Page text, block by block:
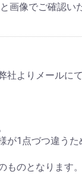
画像でご確認い
社よりメールに
1点づつ違うた
のとなります。